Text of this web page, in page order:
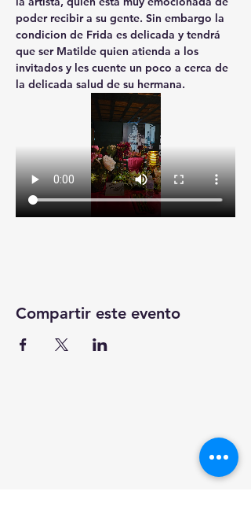
poder recibir a su gente. Sin embargo la
condicion de Frida es delicada y tendrá
que ser Matilde quien atienda a los
invitados y les cuente un poco a cerca de
la delicada salud de su hermana.
Compartir este evento